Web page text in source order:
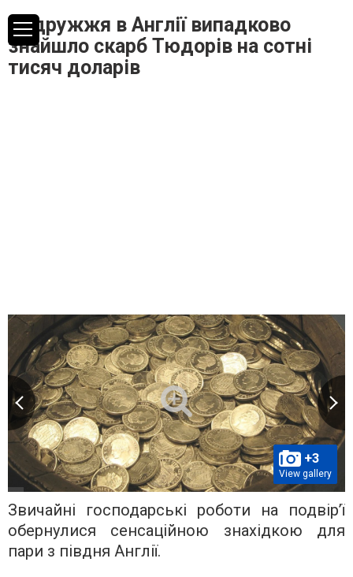
Подружжя в Англії випадково
знайшло скарб Тюдорів на сотні
тисяч доларів
+3
View gallery
Звичайні господарські роботи на подвір’ї
обернулися сенсаційною знахідкою для
пари з півдня Англії.